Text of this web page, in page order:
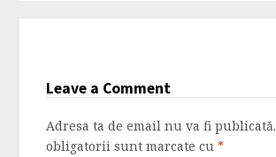
Leave a Comment
Adresa ta de email nu va fi publicată.
obligatorii sunt marcate cu*